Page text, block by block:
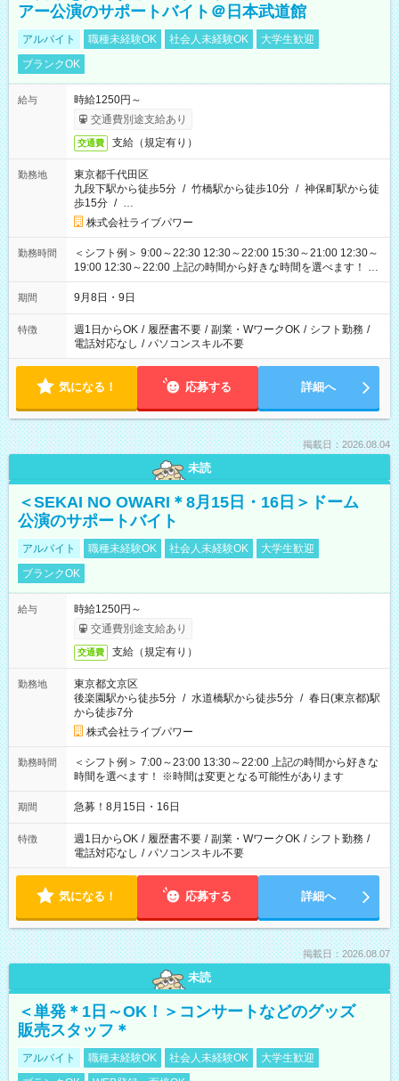
アー公演のサポートバイト＠日本武道館
アルバイト 職種未経験OK 社会人未経験OK
大学生歓迎
ブランクOK
給与
時給1250円～
交通費別途支給あり
交通費 支給（規定有り）
勤務地
東京都千代田区
九段下駅から徒歩5分 / 竹橋駅から徒歩10分 / 神保町駅から徒
歩15分 / …
株式会社ライブパワー
勤務時間
＜シフト例＞ 9:00～22:30 12:30～22:00 15:30～21:00 12:30～
19:00 12:30～22:00 上記の時間から好きな時間を選べます！ ※
時間は変更となる可能性があります
期間 9月8日・9日
特徴 週1日からOK / 履歴書不要 / 副業・WワークOK / シフト勤務 /
電話対応なし / パソコンスキル不要
気になる！ 応募する 詳細へ
掲載日：2026.08.04
未読
＜SEKAI NO OWARI＊8月15日・16日＞ドーム
公演のサポートバイト
アルバイト 職種未経験OK 社会人未経験OK
大学生歓迎
ブランクOK
給与
時給1250円～
交通費別途支給あり
交通費 支給（規定有り）
勤務地
東京都文京区
後楽園駅から徒歩5分 / 水道橋駅から徒歩5分 / 春日(東京都)駅
から徒歩7分
株式会社ライブパワー
勤務時間
＜シフト例＞ 7:00～23:00 13:30～22:00 上記の時間から好きな
時間を選べます！ ※時間は変更となる可能性があります
期間 急募！8月15日・16日
特徴 週1日からOK / 履歴書不要 / 副業・WワークOK / シフト勤務 /
電話対応なし / パソコンスキル不要
気になる！ 応募する 詳細へ
掲載日：2026.08.07
未読
＜単発＊1日～OK！＞コンサートなどのグッズ
販売スタッフ＊
アルバイト 職種未経験OK 社会人未経験OK
大学生歓迎